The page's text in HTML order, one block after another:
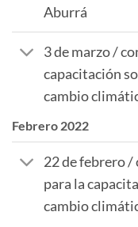
Aburrá
3 de marzo /
capacitación
cambio
Febrero 2022
22 de febrero /
para la
cambio